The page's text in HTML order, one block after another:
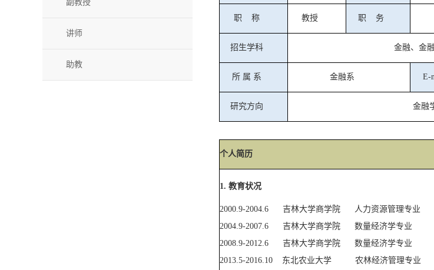
副教授
讲师
助教
职 称 教授 职 务
招生学科 金融、金
所 属 系 金融系 E-
研究方向 金融
个人简历
1. 教育状况
2000.9-2004.6 吉林大学商学院 人力资源管理专业
2004.9-2007.6
吉林大学商学院 数量经济学专业
2008.9-2012.6
吉林大学商学院 数量经济学专业
2013.5-2016.10
东北农业大学 农林经济管理专业